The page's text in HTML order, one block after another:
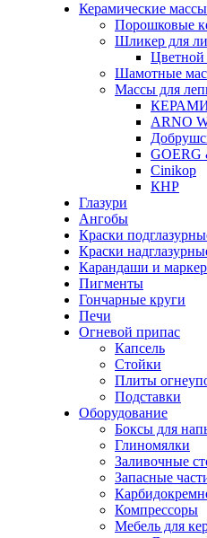
Керамические массы
Порошковые
Шликер для
Шамотные
Массы для
ARNO
GOERG
Cinikop
КНР
Глазури
Ангобы
Краски
Краски
Карандаши и
Пигменты
Гончарные круги
Печи
Огневой припас
Капсель
Стойки
Плиты
Подставки
Оборудование
Боксы для
Глиномялки
Заливочные
Запасные
Компрессоры
Мебель для